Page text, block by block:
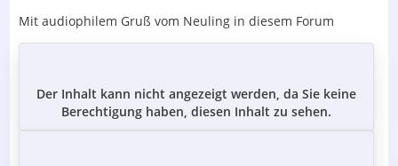
Mit audiophilem Gruß vom Neuling in diesem Forum
Der Inhalt kann nicht angezeigt werden, da Sie keine
Berechtigung haben, diesen Inhalt zu sehen.